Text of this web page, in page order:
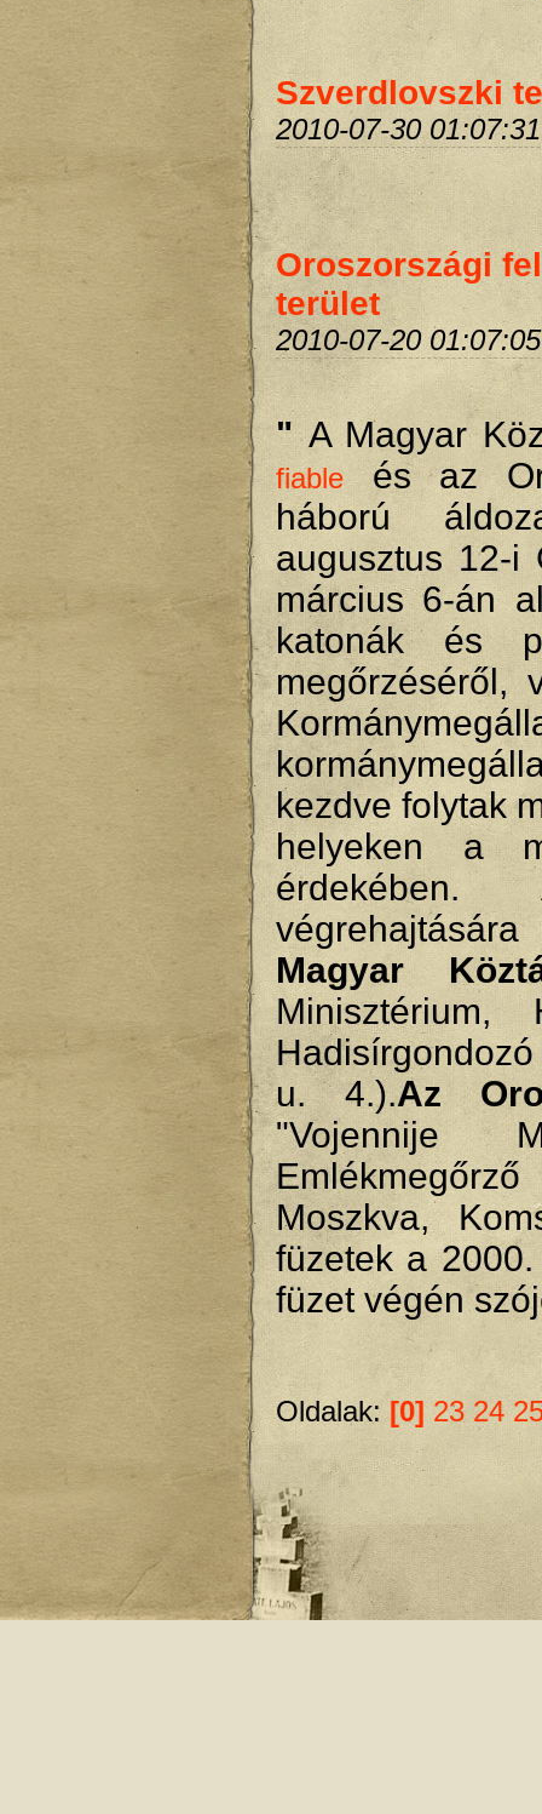
Szverdlovszki
2010-07-30 01:07:31
Oroszországi
terület
2010-07-20 01:07:05
"A Magyar
fiable és az
háború
augusztus 12-i
március 6-án
katonák és
megőrzéséről,
kezdve folytak
helyeken a
érdekében.
Magyar
u. 4.).Az
"Vojennije
Moszkva,
füzetek a
füzet végén
Oldalak: [0] 23 24